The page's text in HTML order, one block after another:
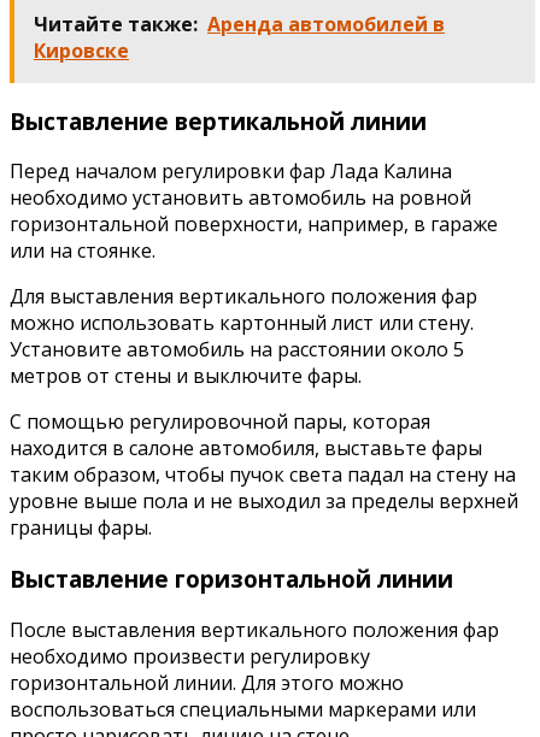
Читайте также: Аренда автомобилей в
Кировске
Выставление вертикальной линии
Перед началом регулировки фар Лада Калина
необходимо установить автомобиль на ровной
горизонтальной поверхности, например, в гараже
или на стоянке.
Для выставления вертикального положения фар
можно использовать картонный лист или стену.
Установите автомобиль на расстоянии около 5
метров от стены и выключите фары.
С помощью регулировочной пары, которая
находится в салоне автомобиля, выставьте фары
таким образом, чтобы пучок света падал на стену на
уровне выше пола и не выходил за пределы верхней
границы фары.
Выставление горизонтальной линии
После выставления вертикального положения фар
необходимо произвести регулировку
горизонтальной линии. Для этого можно
воспользоваться специальными маркерами или